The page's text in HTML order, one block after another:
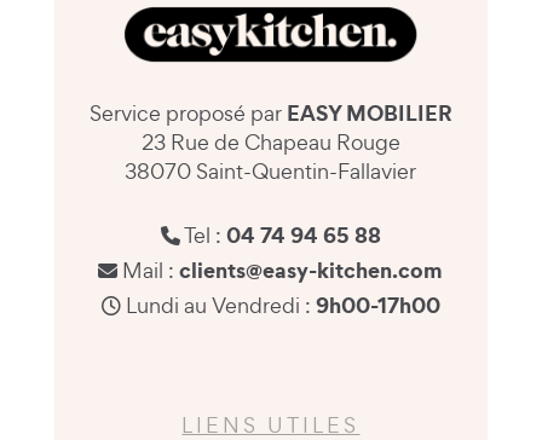
Service proposé par EASY MOBILIER
23 Rue de Chapeau Rouge
38070 Saint-Quentin-Fallavier
Tel : 04 74 94 65 88
Mail :clients@easy-kitchen.com
Lundi au Vendredi : 9h00-17h00
LIENS UTILES